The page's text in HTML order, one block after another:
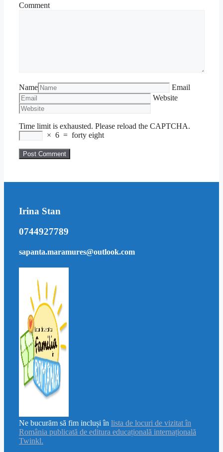
Comment
Name
Email
Website
Time limit is exhausted. Please reload the CAPTCHA.
× 6 = forty eight
Irina Stan
0744927789
sapanta.maramures@outlook.com
Ne bucurăm să fim incluși în lista de locuri de vizitat în
România publicată de editura educațională internațională
Twinkl.